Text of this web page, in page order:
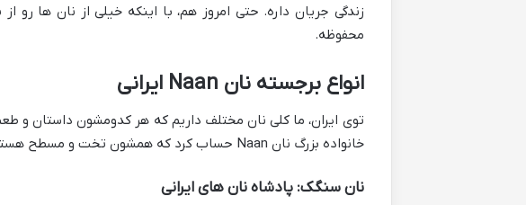
زندگی جریان داره. حتی امروز هم، با اینکه خیلی از نان ها رو
محفوظه.
انواع برجسته نان Naan ایرانی
توی ایران، ما کلی نان مختلف داریم که هر کدومشون داستان و
خانواده بزرگ نان Naan حساب کرد که همشون تخت و مسطح هستن و معمولاً تو تنور پخته میشن.
نان سنگک: پادشاه نان های ایرانی